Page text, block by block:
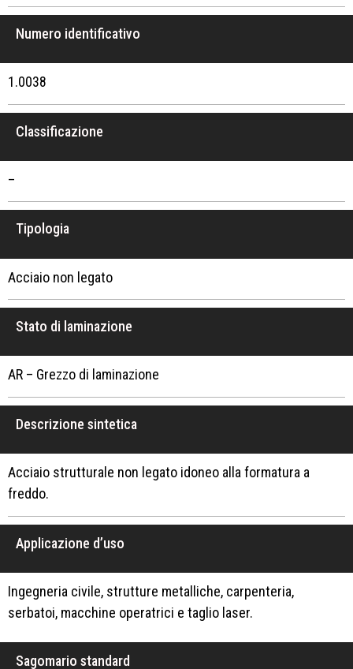
Numero identificativo
1.0038
Classificazione
–
Tipologia
Acciaio non legato
Stato di laminazione
AR – Grezzo di laminazione
Descrizione sintetica
Acciaio strutturale non legato idoneo alla formatura a
freddo.
Applicazione d’uso
Ingegneria civile, strutture metalliche, carpenteria,
serbatoi, macchine operatrici e taglio laser.
Sagomario standard